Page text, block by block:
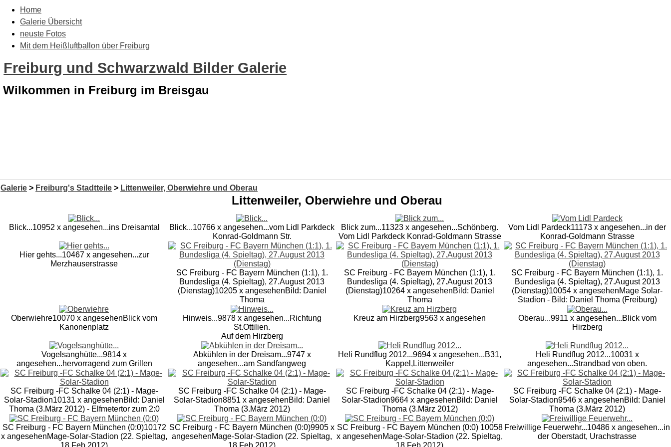
Home
Galerie Übersicht
neuste Fotos
Mit dem Heißluftballon über Freiburg
Freiburg und Schwarzwald Bilder Galerie
Wilkommen in Freiburg im Breisgau
Galerie > Freiburg's Stadtteile > Littenweiler, Oberwiehre und Oberau
Littenweiler, Oberwiehre und Oberau
Blick...10952 x angesehen...ins Dreisamtal Blick...10766 x angesehen...vom Lidl Parkdeck
Konrad-Goldmann Str.
Blick zum...11323 x angesehen...Schönberg.
Vom Lidl Parkdeck Konrad-Goldmann Strasse
Vom Lidl Pardeck11173 x angesehen...in der
Konrad-Goldmann Strasse
Hier gehts...10467 x angesehen...zur
Merzhauserstrasse
SC Freiburg - FC Bayern München (1:1), 1.
Bundesliga (4. Spieltag), 27.August 2013
(Dienstag)10205 x angesehenBild: Daniel
Thoma
SC Freiburg - FC Bayern München (1:1), 1.
Bundesliga (4. Spieltag), 27.August 2013
(Dienstag)10264 x angesehenBild: Daniel
Thoma
SC Freiburg - FC Bayern München (1:1), 1.
Bundesliga (4. Spieltag), 27.August 2013
(Dienstag)10054 x angesehenMage Solar-
Stadion - Bild: Daniel Thoma (Freiburg)
Oberwiehre10070 x angesehenBlick vom
Kanonenplatz
Hinweis...9878 x angesehen...Richtung
St.Ottilien.
Auf dem Hirzberg
Kreuz am Hirzberg9563 x angesehen Oberau...9911 x angesehen...Blick vom
Hirzberg
Vogelsanghütte...9814 x
angesehen...hervorragend zum Grillen
Abkühlen in der Dreisam...9747 x
angesehen...am Sandfangweg
Heli Rundflug 2012...9694 x angesehen...B31,
Kappel,Littenweiler
Heli Rundflug 2012...10031 x
angesehen...Strandbad von oben.
SC Freiburg -FC Schalke 04 (2:1) - Mage-
Solar-Stadion10131 x angesehenBild: Daniel
Thoma (3.März 2012) - Elfmetertor zum 2:0
SC Freiburg -FC Schalke 04 (2:1) - Mage-
Solar-Stadion8851 x angesehenBild: Daniel
Thoma (3.März 2012)
SC Freiburg -FC Schalke 04 (2:1) - Mage-
Solar-Stadion9664 x angesehenBild: Daniel
Thoma (3.März 2012)
SC Freiburg -FC Schalke 04 (2:1) - Mage-
Solar-Stadion9546 x angesehenBild: Daniel
Thoma (3.März 2012)
SC Freiburg - FC Bayern München (0:0)10172
x angesehenMage-Solar-Stadion (22. Spieltag,
SC Freiburg - FC Bayern München (0:0)9905 x
angesehenMage-Solar-Stadion (22. Spieltag,
SC Freiburg - FC Bayern München (0:0) 10058
x angesehenMage-Solar-Stadion (22. Spieltag,
Freiwillige Feuerwehr...10486 x angesehen...in
der Oberstadt, Urachstrasse